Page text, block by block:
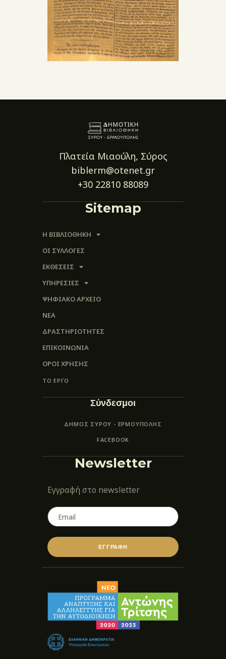
Πλατεία Μιαούλη, Σύρος
biblerm@otenet.gr
+30 22810 88089
Sitemap
Η ΒΙΒΛΙΟΘΗΚΗ
ΟΙ ΣΥΛΛΟΓΈΣ
ΕΚΘΕΣΕΙΣ
ΥΠΗΡΕΣΙΕΣ
ΨΗΦΙΑΚΌ ΑΡΧΕΊΟ
ΝΕΑ
ΔΡΑΣΤΗΡΙΟΤΗΤΕΣ
ΕΠΙΚΟΙΝΩΝΊΑ
ΌΡΟΙ ΧΡΉΣΗΣ
ΤΟ ΕΡΓΟ
Σύνδεσμοι
ΔΗΜΟΣ ΣΥΡΟΥ - ΕΡΜΟΎΠΟΛΗΣ
FACEBOOK
Newsletter
Εγγραφή στο newsletter
ΕΓΓΡΑΦΗ